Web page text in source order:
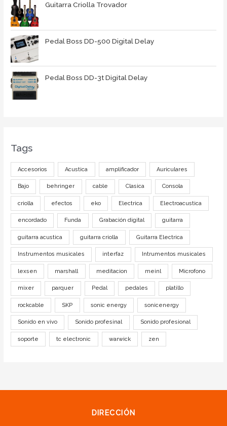
Guitarra Criolla Trovador
Pedal Boss DD-500 Digital Delay
Pedal Boss DD-3t Digital Delay
Tags
Accesorios Acustica amplificador Auriculares
Bajo behringer cable Clasica Consola
criolla efectos eko Electrica Electroacustica
encordado Funda Grabación digital guitarra
guitarra acustica guitarra criolla Guitarra Electrica
Instrumentos musicales interfaz Intrumentos musicales
lexsen marshall meditacion meinl Microfono
mixer parquer Pedal pedales platillo
rockcable SKP sonic energy sonicenergy
Sonido en vivo Sonido profesinal Sonido profesional
soporte tc electronic warwick zen
DIRECCIÓN